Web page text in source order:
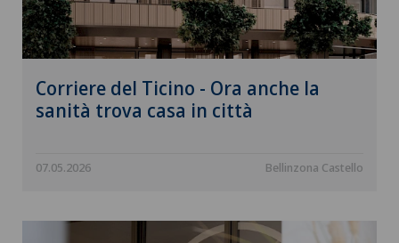
Corriere del Ticino - Ora anche la
sanità trova casa in città
07.05.2026 Bellinzona Castello